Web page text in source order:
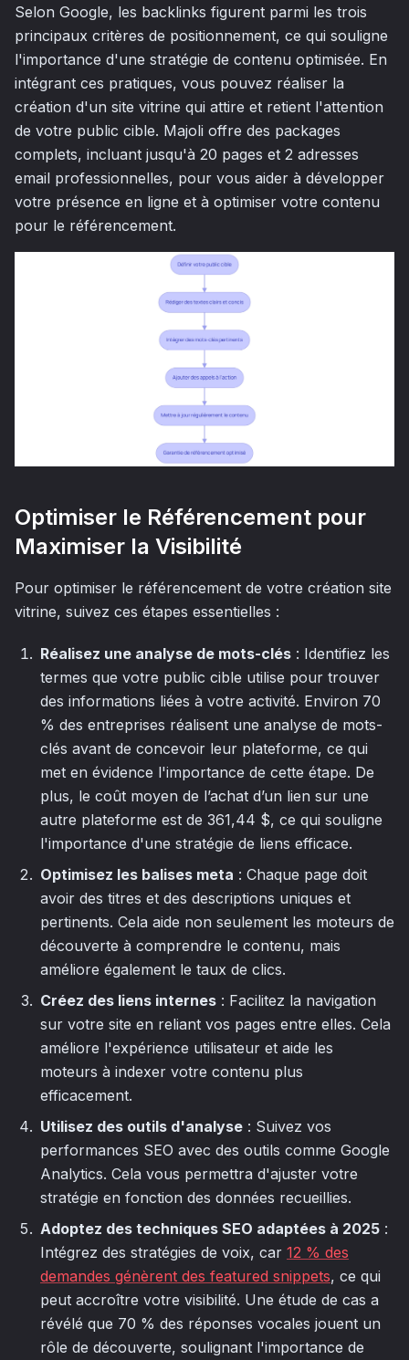
Selon Google, les backlinks figurent parmi les trois
principaux critères de positionnement, ce qui souligne
l'importance d'une stratégie de contenu optimisée. En
intégrant ces pratiques, vous pouvez réaliser la
création d'un site vitrine qui attire et retient l'attention
de votre public cible. Majoli offre des packages
complets, incluant jusqu'à 20 pages et 2 adresses
email professionnelles, pour vous aider à développer
votre présence en ligne et à optimiser votre contenu
pour le référencement.
Optimiser le Référencement pour
Maximiser la Visibilité
Pour optimiser le référencement de votre création site
vitrine, suivez ces étapes essentielles :
Réalisez une analyse de mots-clés : Identifiez les
termes que votre public cible utilise pour trouver
des informations liées à votre activité. Environ 70
% des entreprises réalisent une analyse de mots-
clés avant de concevoir leur plateforme, ce qui
met en évidence l'importance de cette étape. De
plus, le coût moyen de l’achat d’un lien sur une
autre plateforme est de 361,44 $, ce qui souligne
l'importance d'une stratégie de liens efficace.
Optimisez les balises meta : Chaque page doit
avoir des titres et des descriptions uniques et
pertinents. Cela aide non seulement les moteurs de
découverte à comprendre le contenu, mais
améliore également le taux de clics.
Créez des liens internes : Facilitez la navigation
sur votre site en reliant vos pages entre elles. Cela
améliore l'expérience utilisateur et aide les
moteurs à indexer votre contenu plus
efficacement.
Utilisez des outils d'analyse : Suivez vos
performances SEO avec des outils comme Google
Analytics. Cela vous permettra d'ajuster votre
stratégie en fonction des données recueillies.
Adoptez des techniques SEO adaptées à 2025 :
Intégrez des stratégies de voix, car 12 % des
demandes génèrent des featured snippets, ce qui
peut accroître votre visibilité. Une étude de cas a
révélé que 70 % des réponses vocales jouent un
rôle de découverte, soulignant l'importance de